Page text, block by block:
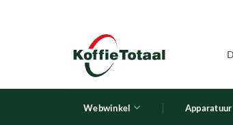
Webwinkel Apparatuur